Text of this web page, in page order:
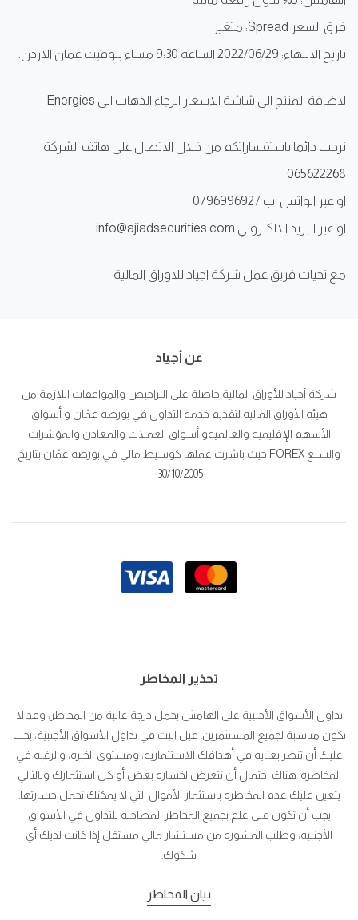
فرق السعر Spread: متغير
تاريخ الانتهاء: 2022/06/29 الساعة 9:30 مساء بتوقيت عمان الاردن.
لاضافة المنتج الى شاشة الاسعار الرجاء الذهاب الى Energies
نرحب دائما باستفساراتكم من خلال الاتصال على هاتف الشركة
065622268
او عبر الواتس اب 0796996927
او عبر البريد الالكتروني info@ajiadsecurities.com
مع تحيات فريق عمل شركة اجياد للاوراق المالية
عن أجياد
شركة أجياد للأوراق المالية حاصلة على التراخيص والموافقات اللازمة من
هيئة الأوراق المالية لتقديم خدمة التداول في بورصة عمّان و أسواق
الأسهم الإقليمية والعالميةو أسواق العملات والمعادن والمؤشرات
والسلع FOREX حيث باشرت عملها كوسيط مالي في بورصة عمّان بتاريخ
30/10/2005.
تحذير المخاطر
تداول الأسواق الأجنبية على الهامش يحمل درجة عالية من المخاطر، وقد لا
تكون مناسبة لجميع المستثمرين. قبل البت في تداول الأسواق الأجنبية، يجب
عليك أن تنظر بعناية في أهدافك الاستثمارية، ومستوى الخبرة، والرغبة في
المخاطرة. هناك احتمال أن تتعرض لخسارة بعض أو كل استثمارك وبالتالي
يتعين عليك عدم المخاطرة باستثمار الأموال التي لا يمكنك تحمل خسارتها.
يجب أن تكون على علم بجميع المخاطر المصاحبة للتداول في الأسواق
الأجنبية، وطلب المشورة من مستشار مالي مستقل إذا كانت لديك أي
شكوك.
بيان المخاطر